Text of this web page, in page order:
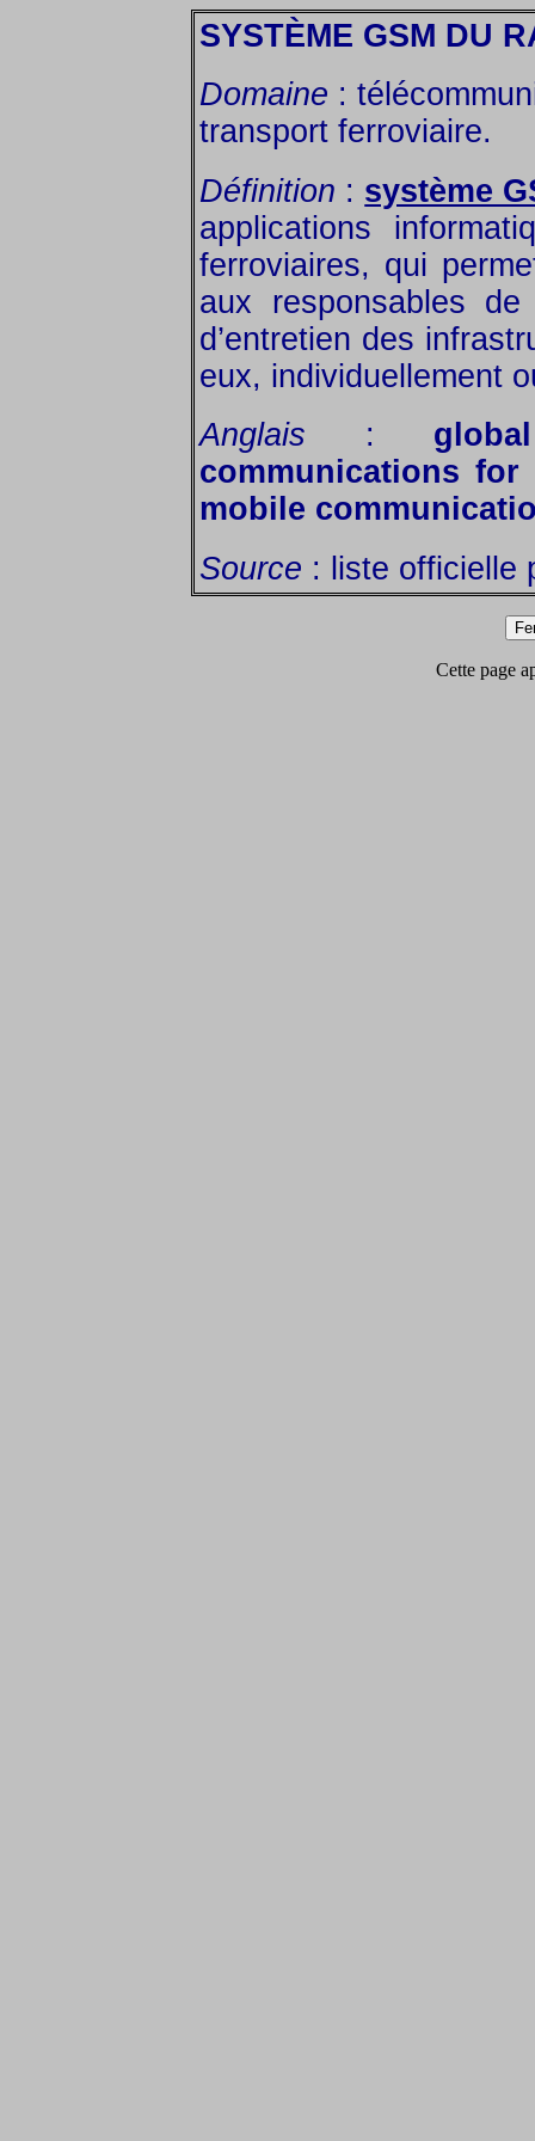
SYSTÈME GSM DU
Domaine :
transport ferroviaire.
Définition : système
applications
ferroviaires, qui
aux responsables
d’entretien des
eux, individuellement
Anglais :
communications
mobile
Source : liste officielle
Cette page